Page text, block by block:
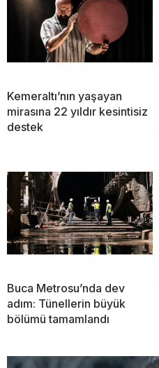
Kemeraltı’nın yaşayan
mirasına 22 yıldır kesintisiz
destek
Buca Metrosu’nda dev
adım: Tünellerin büyük
bölümü tamamlandı